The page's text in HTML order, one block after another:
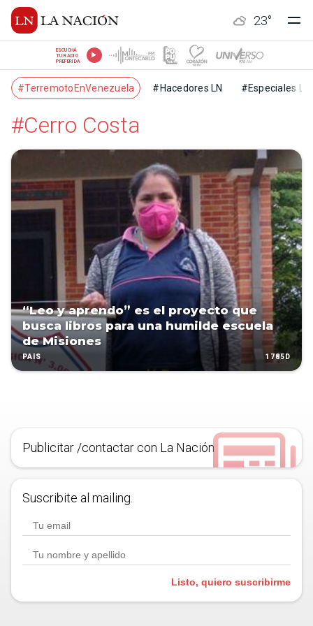
23°
ESCUCHÁ
TU RADIO
PREFERIDA
#TerremotoEnVenezuela #Hacedores LN #Especiales LN
#Cerro Costa
“Leo y aprendo” es el proyecto que
busca libros para una humilde escuela
de Misiones
PAÍS 1785D
Publicitar /contactar con La Nación
Suscribite al mailing.
Listo, quiero suscribirme